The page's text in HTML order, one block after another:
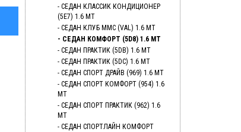
СЕДАН КЛАССИК КОНДИЦИОНЕР
(5E7) 1.6 MT
СЕДАН КЛУБ ММС (VAL) 1.6 MT
СЕДАН КОМФОРТ (5D8) 1.6 MT
СЕДАН ПРАКТИК (5DB) 1.6 MT
СЕДАН ПРАКТИК (5DC) 1.6 MT
СЕДАН СПОРТ ДРАЙВ (969) 1.6 MT
СЕДАН СПОРТ КОМФОРТ (954) 1.6
MT
СЕДАН СПОРТ ПРАКТИК (962) 1.6
МТ
СЕДАН СПОРТЛАЙН КОМФОРТ